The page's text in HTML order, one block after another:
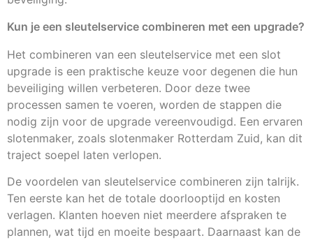
Kun je een sleutelservice combineren met een upgrade?
Het combineren van een sleutelservice met een slot
upgrade is een praktische keuze voor degenen die hun
beveiliging willen verbeteren. Door deze twee
processen samen te voeren, worden de stappen die
nodig zijn voor de upgrade vereenvoudigd. Een ervaren
slotenmaker, zoals slotenmaker Rotterdam Zuid, kan dit
traject soepel laten verlopen.
De voordelen van sleutelservice combineren zijn talrijk.
Ten eerste kan het de totale doorlooptijd en kosten
verlagen. Klanten hoeven niet meerdere afspraken te
plannen, wat tijd en moeite bespaart. Daarnaast kan de